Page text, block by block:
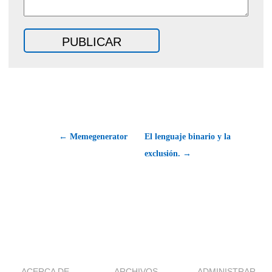
← Memegenerator
El lenguaje binario y la
exclusión. →